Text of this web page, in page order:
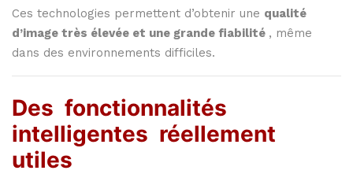
Ces technologies permettent d’obtenir une qualité
d’image très élevée et une grande fiabilité , même
dans des environnements difficiles.
Des fonctionnalités
intelligentes réellement
utiles